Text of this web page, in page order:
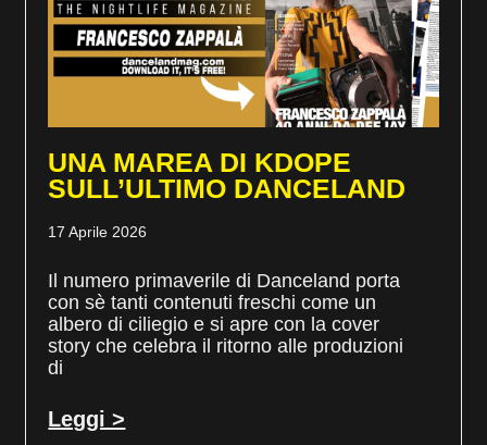
UNA MAREA DI KDOPE
SULL’ULTIMO DANCELAND
17 Aprile 2026
Il numero primaverile di Danceland porta
con sè tanti contenuti freschi come un
albero di ciliegio e si apre con la cover
story che celebra il ritorno alle produzioni
di
Leggi >